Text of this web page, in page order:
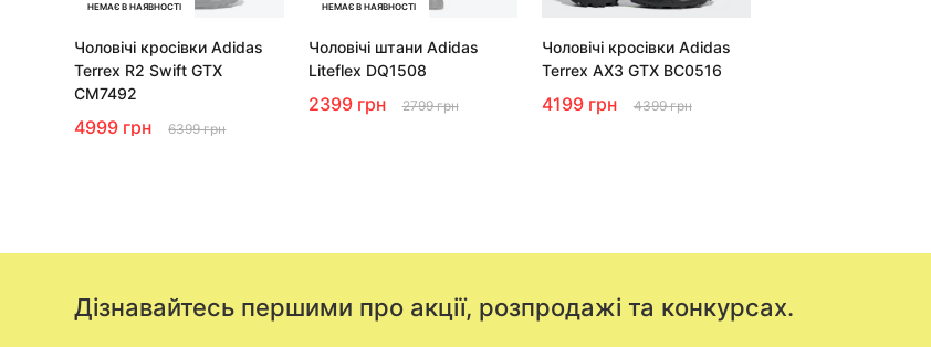
НЕМАЄ В НАЯВНОСТІ
Чоловічі кросівки Adidas
Terrex R2 Swift GTX
CM7492
4999 грн 6399 грн
НЕМАЄ В НАЯВНОСТІ
Чоловічі штани Adidas
Liteflex DQ1508
2399 грн 2799 грн
Чоловічі кросівки Adidas
Terrex AX3 GTX BC0516
4199 грн 4399 грн
Дізнавайтесь першими про акції, розпродажі та конкурсах.